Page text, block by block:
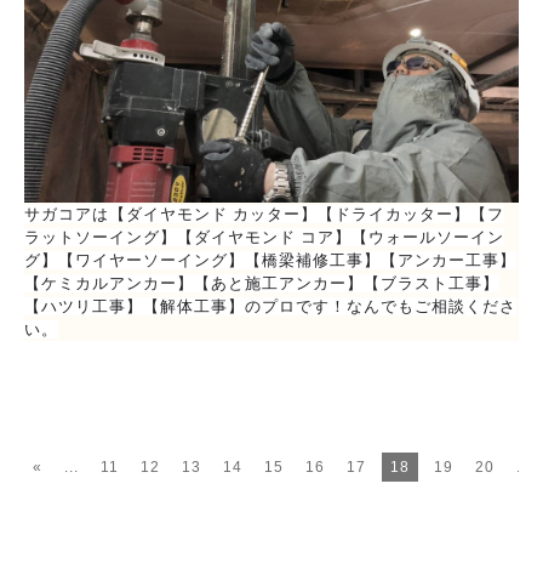
サガコアは【ダイヤモンド カッター】【ドライカッター】【フ
ラットソーイング】【ダイヤモンド コア】【ウォールソーイン
グ】【ワイヤーソーイング】【橋梁補修工事】【アンカー工事】
【ケミカルアンカー】【あと施工アンカー】【ブラスト工事】
【ハツリ工事】【解体工事】のプロです！なんでもご相談くださ
い。
« ... 11 12 13 14 15 16 17 18 19 20 ...